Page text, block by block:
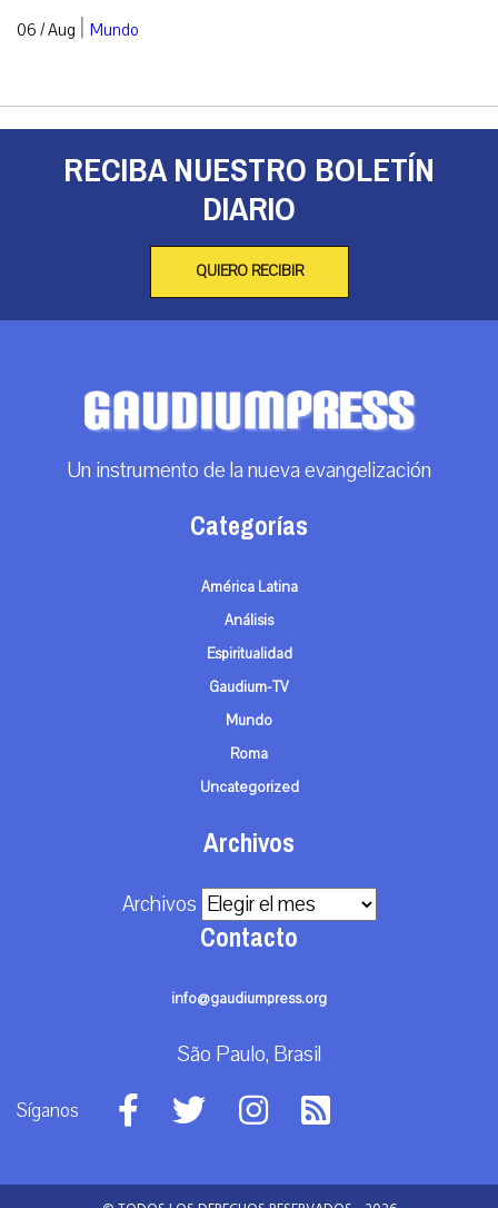
06 / Aug | Mundo
RECIBA NUESTRO BOLETÍN
DIARIO
QUIERO RECIBIR
Un instrumento de la nueva evangelización
Categorías
América Latina
Análisis
Espiritualidad
Gaudium-TV
Mundo
Roma
Uncategorized
Archivos
Archivos
Contacto
info@gaudiumpress.org
São Paulo, Brasil
Síganos